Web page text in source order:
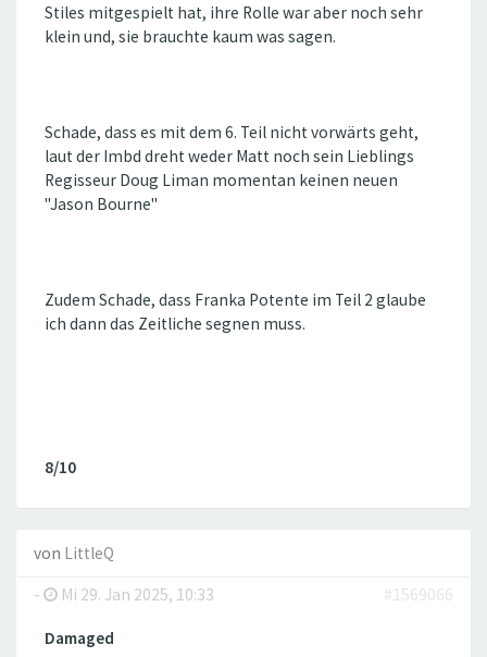
Stiles mitgespielt hat, ihre Rolle war aber noch sehr
klein und, sie brauchte kaum was sagen.
Schade, dass es mit dem 6. Teil nicht vorwärts geht,
laut der Imbd dreht weder Matt noch sein Lieblings
Regisseur Doug Liman momentan keinen neuen
"Jason Bourne"
Zudem Schade, dass Franka Potente im Teil 2 glaube
ich dann das Zeitliche segnen muss.
8/10
von LittleQ
-
Mi 29. Jan 2025, 10:33 #1569066
Damaged